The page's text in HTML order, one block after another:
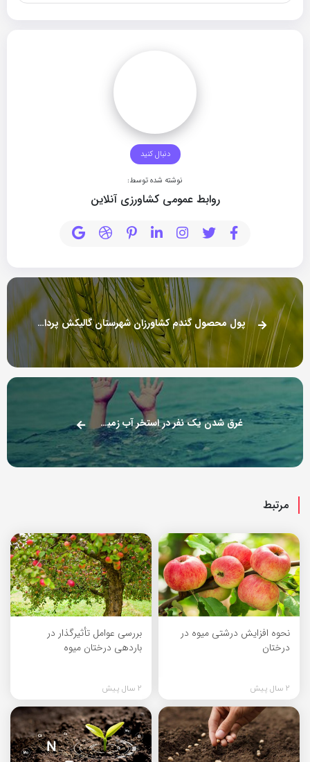
دنبال کنید
نوشته شده توسط:
روابط عمومی کشاورزی آنلاین
پول محصول گندم کشاورزان شهرستان گالیکش پرداخت نشده است
غرق شدن یک نفر در استخر آب زمین کشاورزی
مرتبط
نحوه افزایش درشتی میوه در
درختان
2 سال پیش
بررسی عوامل تأثیرگذار در
باردهی درختان میوه
2 سال پیش